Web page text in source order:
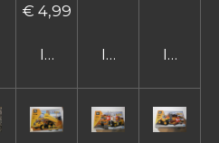
€ 4,99
In winkelwagen
In In